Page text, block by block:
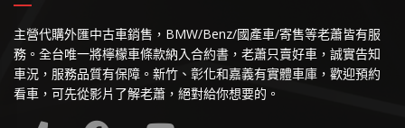
主營代購外匯中古車銷售，BMW/Benz/國產車/寄售等老蕭皆有服
務。全台唯一將檸檬車條款納入合約書，老蕭只賣好車，誠實告知
車況，服務品質有保障。新竹、彰化和嘉義有實體車庫，歡迎預約
看車，可先從影片了解老蕭，絕對給你想要的。